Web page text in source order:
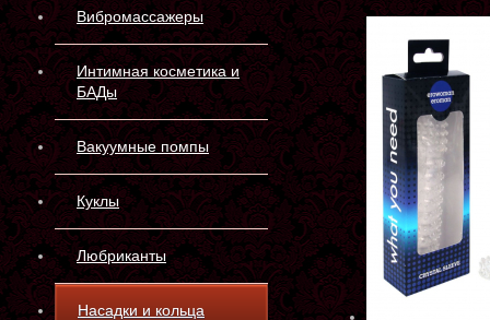
Вибромассажеры
Интимная косметика и
БАДы
Вакуумные помпы
Куклы
Любриканты
Насадки и кольца